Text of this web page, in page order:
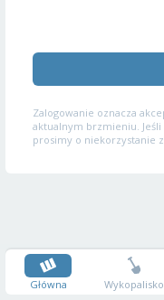
Zalogowanie oznacza
aktualnym brzmieniu. Jeśli
prosimy o niekorzystanie
Główna Wykopalisko